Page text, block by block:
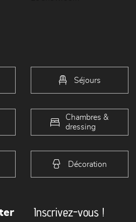
Séjours
Chambres &
dressing
Décoration
Inscrivez-vous !